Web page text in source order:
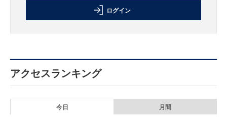
ログイン
アクセスランキング
今日 月間